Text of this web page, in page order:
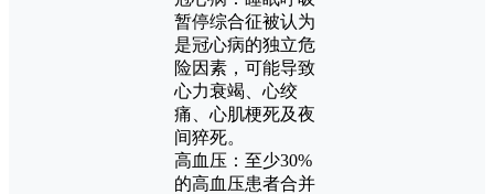
暂停综合征被认为
是冠心病的独立危
险因素，可能导致
心力衰竭、心绞
痛、心肌梗死及夜
间猝死。
高血压：至少30%
的高血压患者合并